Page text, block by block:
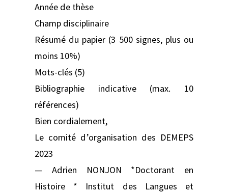
Année de thèse
Champ disciplinaire
Résumé du papier (3 500 signes, plus ou
moins 10%)
Mots-clés (5)
Bibliographie indicative (max. 10
références)
Bien cordialement,
Le comité d’organisation des DEMEPS
2023
— Adrien NONJON *Doctorant en
Histoire * Institut des Langues et